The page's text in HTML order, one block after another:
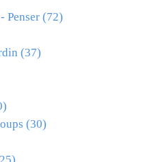
Penser (72)
(37)
(30)